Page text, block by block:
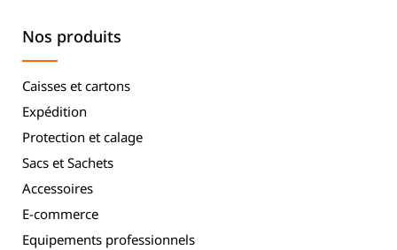
Nos produits
Caisses et cartons
Expédition
Protection et calage
Sacs et Sachets
Accessoires
E-commerce
Equipements professionnels